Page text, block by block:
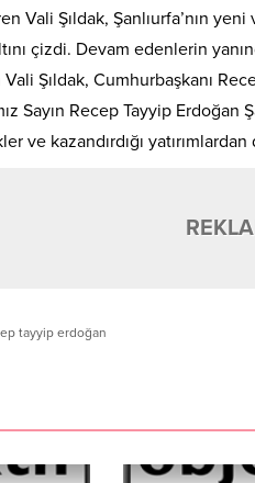
Vali Şıldak, Şanlıurfa’nın
çizdi. Devam edenlerin
Şıldak, Cumhurbaşkanı
Sayın Recep Tayyip
ve kazandırdığı
tayyip erdoğan